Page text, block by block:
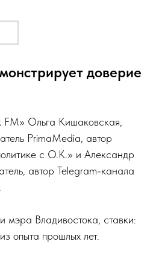
доверие
FM» Ольга Кишаковская,
PrimaMedia, автор
с О.К.» и Александр
автор Telegram-канала
мэра Владивостока, ставки:
опыта прошлых лет.